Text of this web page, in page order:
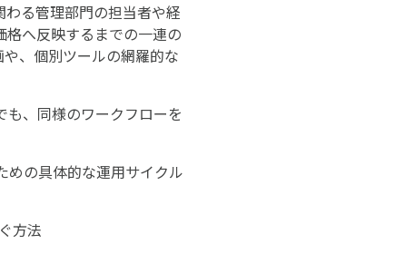
る管理部門の担当者や経
へ反映するまでの一連の
、個別ツールの網羅的な
、同様のワークフローを
めの具体的な運用サイクル
方法